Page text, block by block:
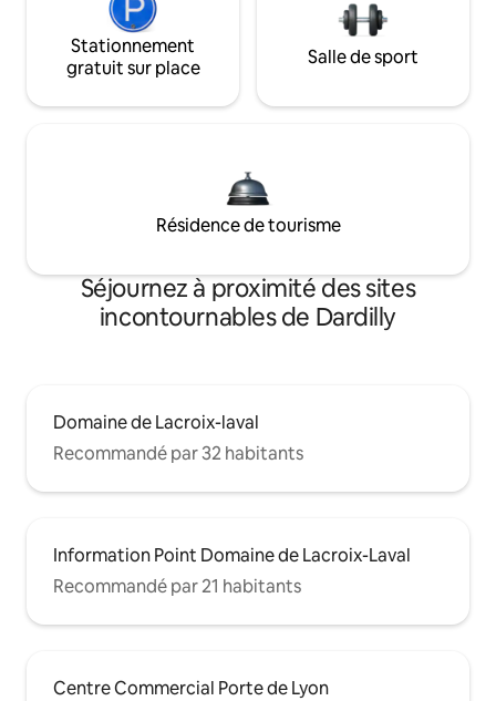
Stationnement
gratuit sur place
Salle de sport
Résidence de tourisme
Séjournez à proximité des sites
incontournables de Dardilly
Domaine de Lacroix-laval
Recommandé par 32 habitants
Information Point Domaine de Lacroix-Laval
Recommandé par 21 habitants
Centre Commercial Porte de Lyon